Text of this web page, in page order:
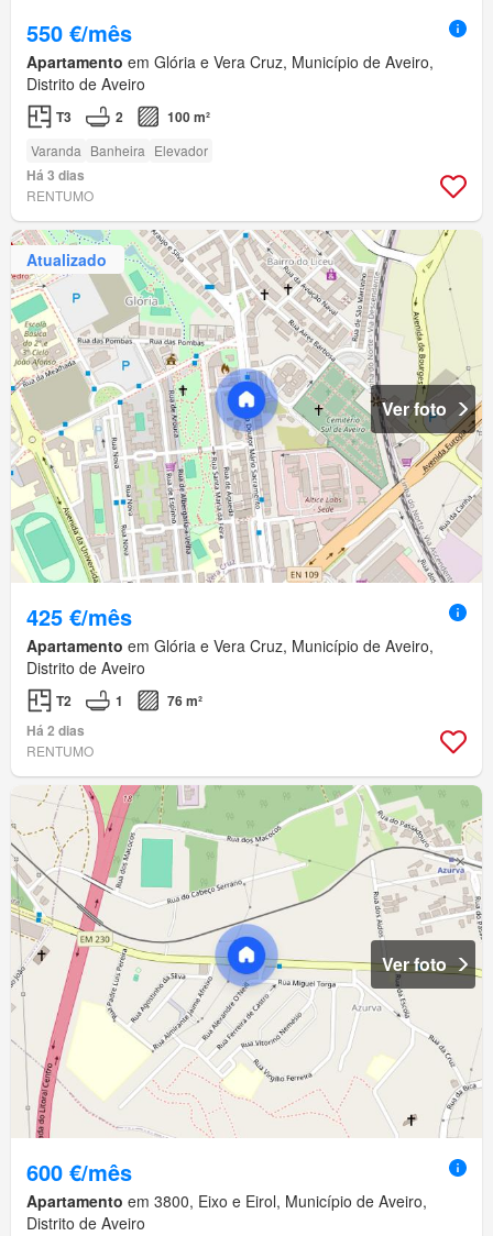
550 €/mês
Apartamento em Glória e Vera Cruz, Município de Aveiro,
Distrito de Aveiro
T3 2 100 m²
Varanda Banheira Elevador
Há 3 dias
RENTUMO
Atualizado
Ver foto
425 €/mês
Apartamento em Glória e Vera Cruz, Município de Aveiro,
Distrito de Aveiro
T2 1
76 m²
Há 2 dias
RENTUMO
Ver foto
600 €/mês
Apartamento em 3800, Eixo e Eirol, Município de Aveiro,
Distrito de Aveiro